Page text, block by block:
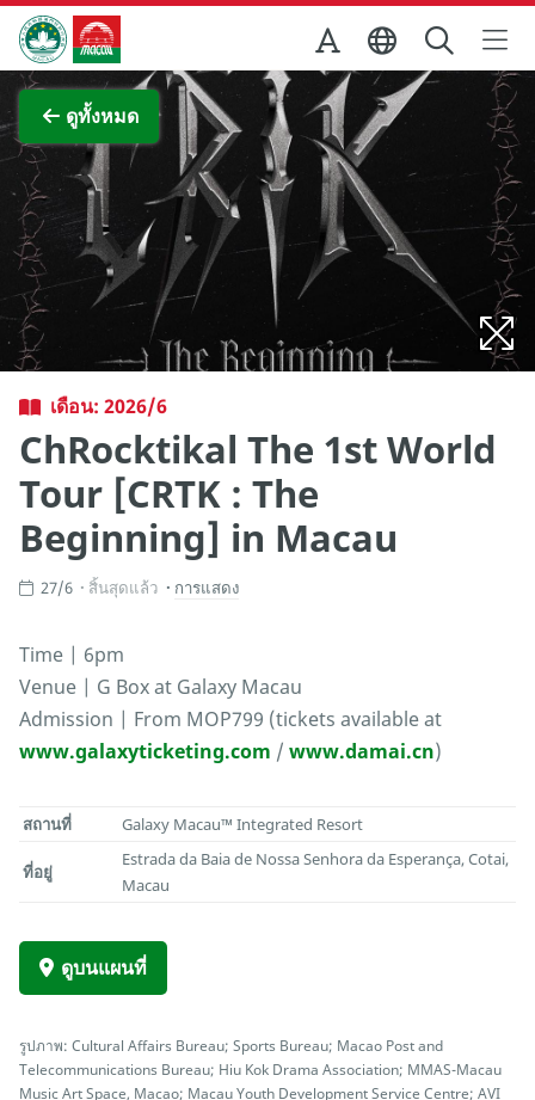
Skip to Main Content
สำนักงานการท่องเที่ยวของรัฐบาลมาเก๊า
ดูทั้งหมด
ภาพขยาย
เดือน: 2026/6
ChRocktikal The 1st World
Tour [CRTK : The
Beginning] in Macau
27/6 สิ้นสุดแล้ว การแสดง
Time | 6pm
Venue | G Box at Galaxy Macau
Admission | From MOP799 (tickets available at
www.galaxyticketing.com / www.damai.cn)
สถานที่ Galaxy Macau™ Integrated Resort
ที่อยู่
Estrada da Baia de Nossa Senhora da Esperança, Cotai,
Macau
ดูบนแผนที่
รูปภาพ: Cultural Affairs Bureau; Sports Bureau; Macao Post and
Telecommunications Bureau; Hiu Kok Drama Association; MMAS-Macau
Music Art Space, Macao; Macau Youth Development Service Centre; AVI